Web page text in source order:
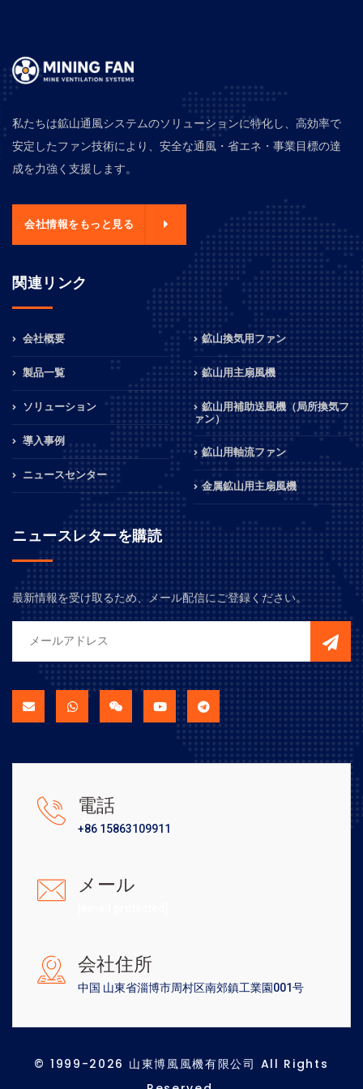
私たちは鉱山通風システムのソリューションに特化し、高効率で
安定したファン技術により、安全な通風・省エネ・事業目標の達
成を力強く支援します。
会社情報をもっと見る
関連リンク
会社概要
製品一覧
ソリューション
導入事例
ニュースセンター
鉱山換気用ファン
鉱山用主扇風機
鉱山用補助送風機（局所換気フ
ァン）
鉱山用軸流ファン
金属鉱山用主扇風機
ニュースレターを購読
最新情報を受け取るため、メール配信にご登録ください。
電話
+86 15863109911
メール
会社住所
中国 山東省淄博市周村区南郊鎮工業園001号
© 1999-2026 山東博風風機有限公司 All Rights